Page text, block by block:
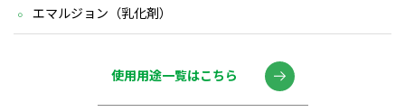
エマルジョン（乳化剤）
使用用途一覧はこちら